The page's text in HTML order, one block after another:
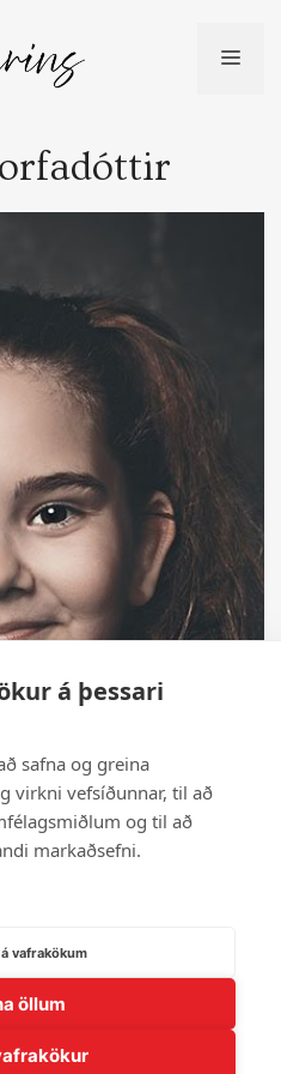
í myndasafn
á þessari
safna og greina
virkni vefsíðunnar, til að
og til að
markaðsefni.
vafrakökum
öllum